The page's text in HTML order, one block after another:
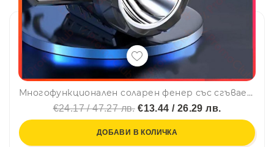
Многофункционален соларен фенер със сгъваеми крила, статив и няколко режима на работа
€24.17 / 47.27 лв.€13.44 / 26.29 лв.
ДОБАВИ В КОЛИЧКА